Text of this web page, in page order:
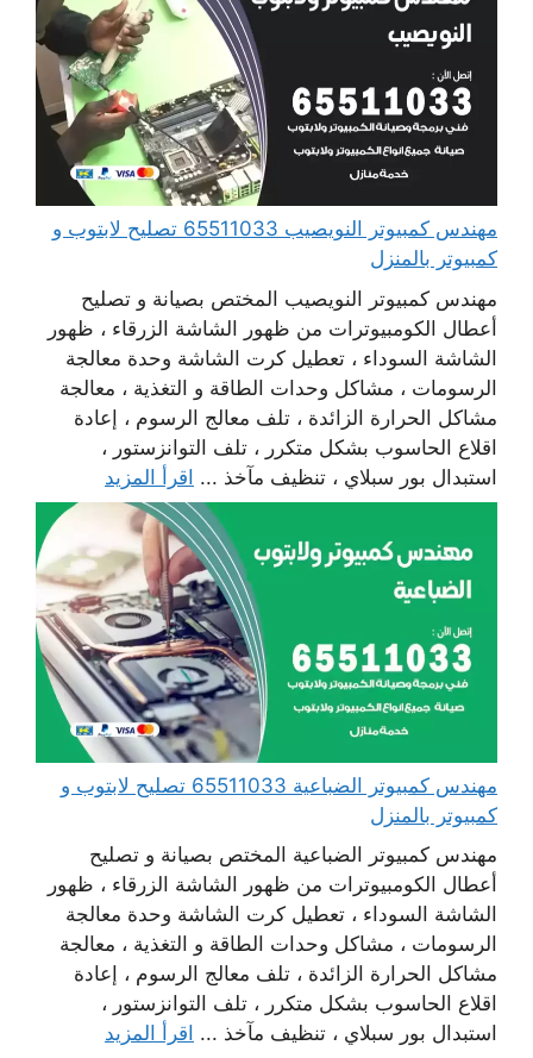
مهندس كمبيوتر النويصيب 65511033 تصليح لابتوب و
كمبيوتر بالمنزل
مهندس كمبيوتر النويصيب المختص بصيانة و تصليح
أعطال الكومبيوترات من ظهور الشاشة الزرقاء ، ظهور
الشاشة السوداء ، تعطيل كرت الشاشة وحدة معالجة
الرسومات ، مشاكل وحدات الطاقة و التغذية ، معالجة
مشاكل الحرارة الزائدة ، تلف معالج الرسوم ، إعادة
اقلاع الحاسوب بشكل متكرر ، تلف التوانزستور ،
استبدال بور سبلاي ، تنظيف مآخذ ... اقرأ المزيد
مهندس كمبيوتر الضباعية 65511033 تصليح لابتوب و
كمبيوتر بالمنزل
مهندس كمبيوتر الضباعية المختص بصيانة و تصليح
أعطال الكومبيوترات من ظهور الشاشة الزرقاء ، ظهور
الشاشة السوداء ، تعطيل كرت الشاشة وحدة معالجة
الرسومات ، مشاكل وحدات الطاقة و التغذية ، معالجة
مشاكل الحرارة الزائدة ، تلف معالج الرسوم ، إعادة
اقلاع الحاسوب بشكل متكرر ، تلف التوانزستور ،
استبدال بور سبلاي ، تنظيف مآخذ ... اقرأ المزيد